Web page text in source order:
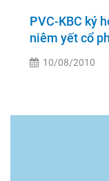
PVC-KBC ký
niêm yết cổ
10/08/2010